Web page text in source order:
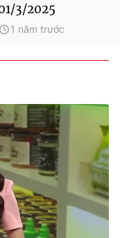
3/2025
1 năm trước